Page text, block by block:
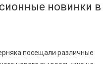
новинки в
посещали различные